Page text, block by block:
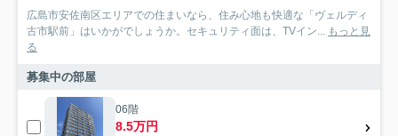
広島市安佐南区エリアでの住まいなら、住み心地も快適な「ヴェルディ
古市駅前」はいかがでしょうか。セキュリティ面は、TVイン... もっと見
る
募集中の部屋
06階
8.5万円